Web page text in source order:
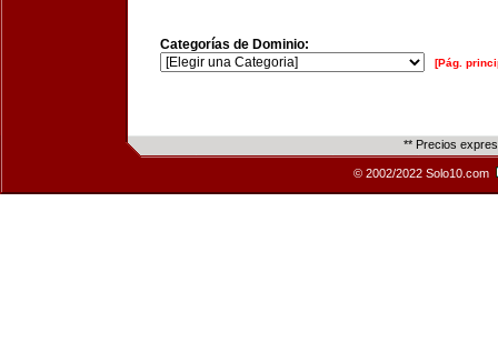
Categorías de Dominio:
[Pág.
** Precios
© 2002/2022 Solo10.com